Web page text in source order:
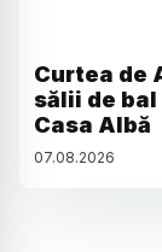
Curtea de
sălii de bal
Casa Albă
07.08.2026